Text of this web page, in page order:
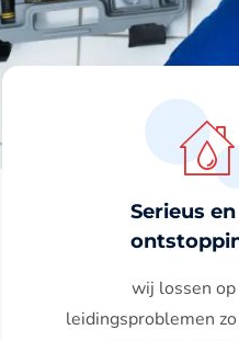
Serieus
wij lossen
leidingsproblemen